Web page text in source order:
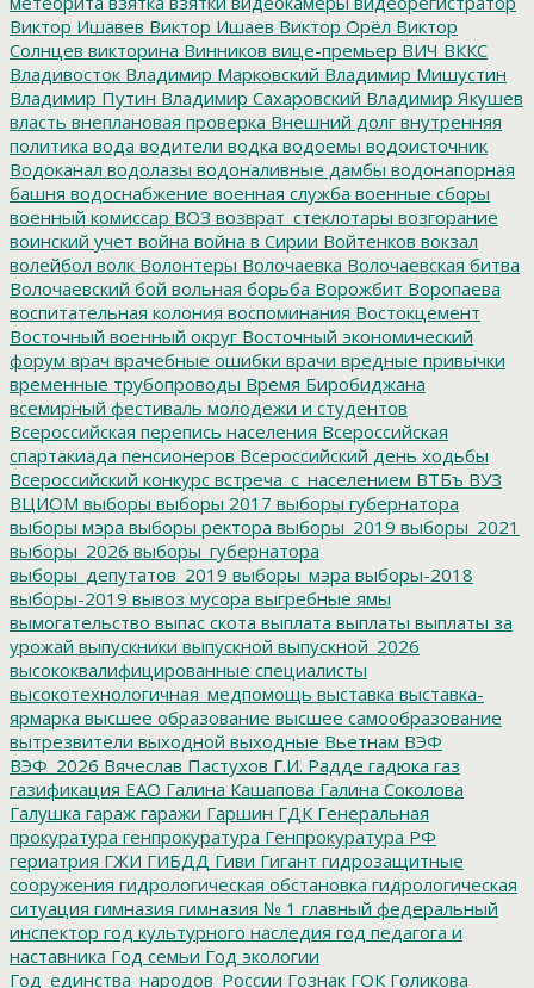
Виктор Ишавев Виктор Ишаев Виктор Орёл Виктор
Солнцев викторина Винников вице-премьер ВИЧ ВККС
Владивосток Владимир Марковский Владимир Мишустин
Владимир Путин Владимир Сахаровский Владимир Якушев
власть внеплановая проверка Внешний долг внутренняя
политика вода водители водка водоемы водоисточник
Водоканал водолазы водоналивные дамбы водонапорная
башня водоснабжение военная служба военные сборы
военный комиссар ВОЗ возврат_стеклотары возгорание
воинский учет война война в Сирии Войтенков вокзал
волейбол волк Волонтеры Волочаевка Волочаевская битва
Волочаевский бой вольная борьба Ворожбит Воропаева
воспитательная колония воспоминания Востокцемент
Восточный военный округ Восточный экономический
форум врач врачебные ошибки врачи вредные привычки
временные трубопроводы Время Биробиджана
всемирный фестиваль молодежи и студентов
Всероссийская перепись населения Всероссийская
спартакиада пенсионеров Всероссийский день ходьбы
Всероссийский конкурс встреча_с_населением ВТБъ ВУЗ
ВЦИОМ выборы выборы 2017 выборы губернатора
выборы мэра выборы ректора выборы_2019 выборы_2021
выборы_2026 выборы_губернатора
выборы_депутатов_2019 выборы_мэра выборы-2018
выборы-2019 вывоз мусора выгребные ямы
вымогательство выпас скота выплата выплаты выплаты за
урожай выпускники выпускной выпускной_2026
высококвалифицированные специалисты
высокотехнологичная_медпомощь выставка выставка-
ярмарка высшее образование высшее самообразование
вытрезвители выходной выходные Вьетнам ВЭФ
ВЭФ_2026 Вячеслав Пастухов Г.И. Радде гадюка газ
газификация ЕАО Галина Кашапова Галина Соколова
Галушка гараж гаражи Гаршин ГДК Генеральная
прокуратура генпрокуратура Генпрокуратура РФ
гериатрия ГЖИ ГИБДД Гиви Гигант гидрозащитные
сооружения гидрологическая обстановка гидрологическая
ситуация гимназия гимназия № 1 главный федеральный
инспектор год культурного наследия год педагога и
наставника Год семьи Год экологии
Год_единства_народов_России Гознак ГОК Голикова